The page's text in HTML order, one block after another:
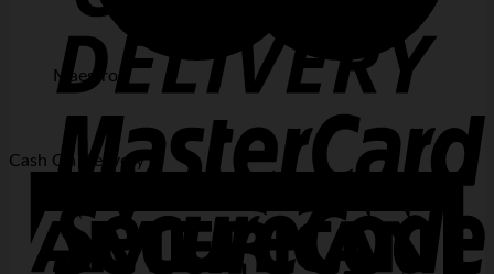
Maestro
Cash On Delivery